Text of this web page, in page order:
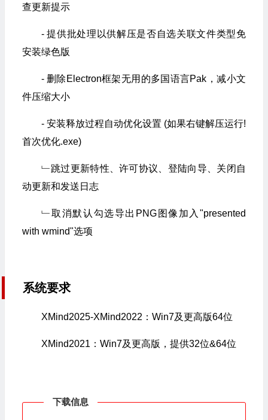
查更新提示
- 提供批处理以供解压是否自选关联文件类型免
安装绿色版
- 删除Electron框架无用的多国语言Pak，减小文
件压缩大小
- 安装释放过程自动优化设置 (如果右键解压运行!
首次优化.exe)
﹂跳过更新特性、许可协议、登陆向导、关闭自
动更新和发送日志
﹂取消默认勾选导出PNG图像加入"presented
with wmind"选项
系统要求
XMind2025-XMind2022：Win7及更高版64位
XMind2021：Win7及更高版，提供32位&64位
下载信息